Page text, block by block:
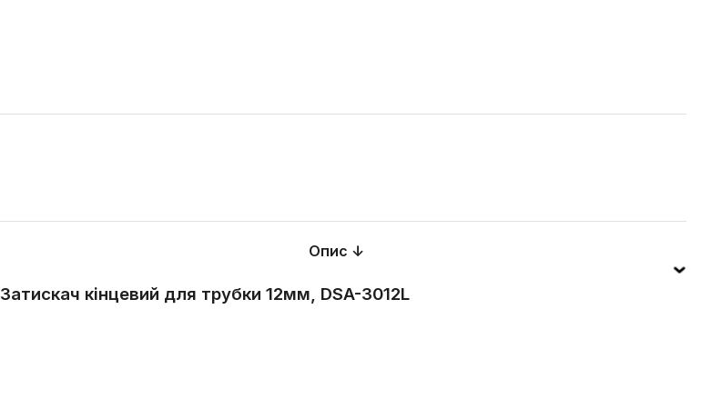
Опис ↓
Затискач кінцевий для трубки 12мм, DSA-3012L